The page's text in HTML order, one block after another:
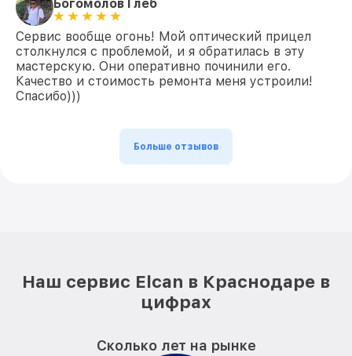
Богомолов Глеб
Сервис вообще огонь! Мой оптический прицел
столкнулся с проблемой, и я обратилась в эту
мастерскую. Они оперативно починили его.
Качество и стоимость ремонта меня устроили!
Спасибо)))
Больше отзывов
Наш сервис Elcan в Краснодаре в
цифрах
Сколько лет на рынке